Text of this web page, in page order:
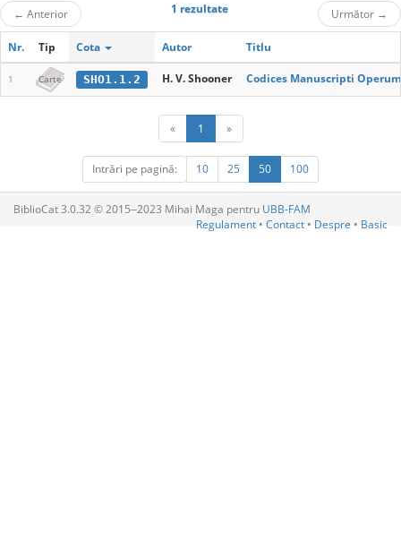
← Anterior 1 rezultate Următor →
Nr. Tip Cota Autor Titlu
1 Carte SHO1.1.2 H. V. Shooner Codices Manuscripti
« 1 »
Intrări pe pagină: 10 25 50 100
BiblioCat 3.0.32 © 2015‒2023 Mihai Maga pentru UBB-FAM
Regulament • Contact • Despre • Basic